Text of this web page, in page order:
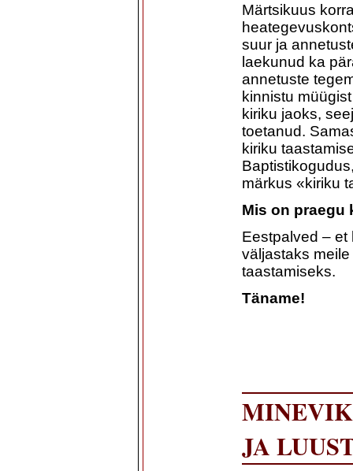
Märtsikuus
suur ja
laekunud ka
annetuste
kinnistu
kiriku jaoks,
toetanud.
kiriku
märkus «kiriku
Mis on praegu
Eestpalved – et
väljastaks
taastamiseks.
Täname!
JA